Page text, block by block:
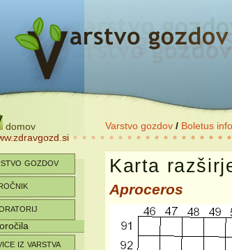
domov
Varstvo gozdov / Boletus
gozdov
iz varstva
Karta
Aproceros